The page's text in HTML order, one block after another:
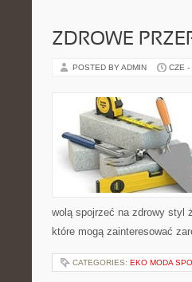
ZDROWE
POSTED BY ADMIN CZE -
wolą spojrzeć na zdrowy styl
które mogą zainteresować
CATEGORIES: EKO MODA